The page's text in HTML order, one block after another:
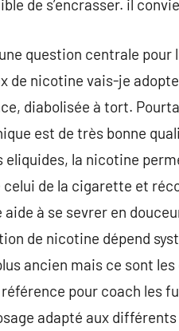
de s’encrasser. il
question centrale
de nicotine vais-je
diabolisée à tort.
est de très bonne
eliquides, la nicotine
celui de la cigarette et
à se sevrer en
de nicotine dépend
ancien mais ce sont
pour coach les
adapté aux